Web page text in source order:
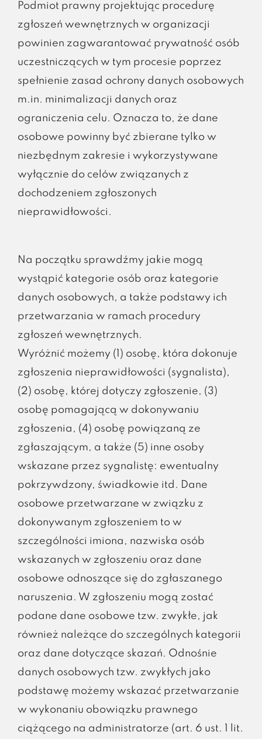
Podmiot prawny projektując procedurę
zgłoszeń wewnętrznych w organizacji
powinien zagwarantować prywatność osób
uczestniczących w tym procesie poprzez
spełnienie zasad ochrony danych osobowych
m.in. minimalizacji danych oraz
ograniczenia celu. Oznacza to, że dane
osobowe powinny być zbierane tylko w
niezbędnym zakresie i wykorzystywane
wyłącznie do celów związanych z
dochodzeniem zgłoszonych
nieprawidłowości.
Na początku sprawdźmy jakie mogą
wystąpić kategorie osób oraz kategorie
danych osobowych, a także podstawy ich
przetwarzania w ramach procedury
zgłoszeń wewnętrznych.
Wyróżnić możemy (1) osobę, która dokonuje
zgłoszenia nieprawidłowości (sygnalista),
(2) osobę, której dotyczy zgłoszenie, (3)
osobę pomagającą w dokonywaniu
zgłoszenia, (4) osobę powiązaną ze
zgłaszającym, a także (5) inne osoby
wskazane przez sygnalistę: ewentualny
pokrzywdzony, świadkowie itd. Dane
osobowe przetwarzane w związku z
dokonywanym zgłoszeniem to w
szczególności imiona, nazwiska osób
wskazanych w zgłoszeniu oraz dane
osobowe odnoszące się do zgłaszanego
naruszenia. W zgłoszeniu mogą zostać
podane dane osobowe tzw. zwykłe, jak
również należące do szczególnych kategorii
oraz dane dotyczące skazań. Odnośnie
danych osobowych tzw. zwykłych jako
podstawę możemy wskazać przetwarzanie
w wykonaniu obowiązku prawnego
ciążącego na administratorze (art. 6 ust. 1 lit.